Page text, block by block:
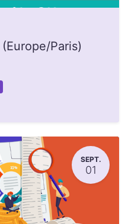
(Europe/Paris)
SEPT.
01